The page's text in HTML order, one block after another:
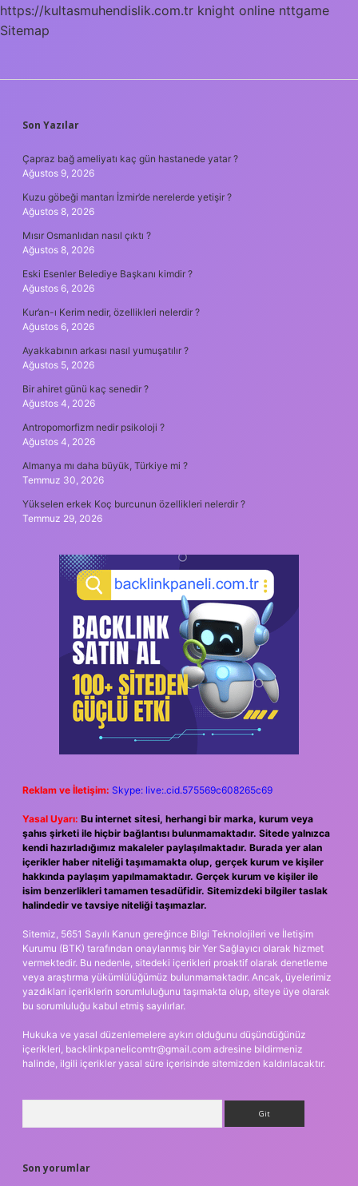
https://kultasmuhendislik.com.tr knight online nttgame
Sitemap
SIDEBAR
Son Yazılar
Çapraz bağ ameliyatı kaç gün hastanede yatar ?
Ağustos 9, 2026
Kuzu göbeği mantarı İzmir’de nerelerde yetişir ?
Ağustos 8, 2026
Mısır Osmanlıdan nasıl çıktı ?
Ağustos 8, 2026
Eski Esenler Belediye Başkanı kimdir ?
Ağustos 6, 2026
Kur’an-ı Kerim nedir, özellikleri nelerdir ?
Ağustos 6, 2026
Ayakkabının arkası nasıl yumuşatılır ?
Ağustos 5, 2026
Bir ahiret günü kaç senedir ?
Ağustos 4, 2026
Antropomorfizm nedir psikoloji ?
Ağustos 4, 2026
Almanya mı daha büyük, Türkiye mi ?
Temmuz 30, 2026
Yükselen erkek Koç burcunun özellikleri nelerdir ?
Temmuz 29, 2026
Reklam ve İletişim: Skype: live:.cid.575569c608265c69
Yasal Uyarı: Bu internet sitesi, herhangi bir marka, kurum veya
şahıs şirketi ile hiçbir bağlantısı bulunmamaktadır. Sitede yalnızca
kendi hazırladığımız makaleler paylaşılmaktadır. Burada yer alan
içerikler haber niteliği taşımamakta olup, gerçek kurum ve kişiler
hakkında paylaşım yapılmamaktadır. Gerçek kurum ve kişiler ile
isim benzerlikleri tamamen tesadüfidir. Sitemizdeki bilgiler taslak
halindedir ve tavsiye niteliği taşımazlar.
Sitemiz, 5651 Sayılı Kanun gereğince Bilgi Teknolojileri ve İletişim
Kurumu (BTK) tarafından onaylanmış bir Yer Sağlayıcı olarak hizmet
vermektedir. Bu nedenle, sitedeki içerikleri proaktif olarak denetleme
veya araştırma yükümlülüğümüz bulunmamaktadır. Ancak, üyelerimiz
yazdıkları içeriklerin sorumluluğunu taşımakta olup, siteye üye olarak
bu sorumluluğu kabul etmiş sayılırlar.
Hukuka ve yasal düzenlemelere aykırı olduğunu düşündüğünüz
içerikleri, backlinkpanelicomtr@gmail.com adresine bildirmeniz
halinde, ilgili içerikler yasal süre içerisinde sitemizden kaldırılacaktır.
Son yorumlar